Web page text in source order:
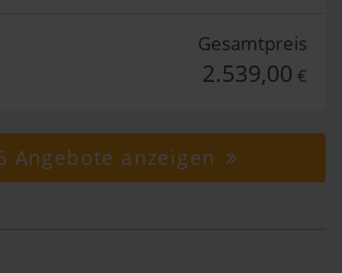
Gesamtpreis
2.539,00 €
Angebote anzeigen